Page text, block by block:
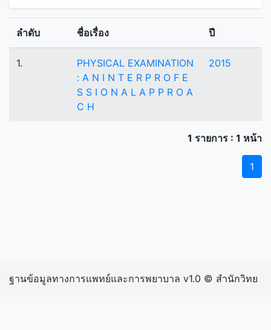
ลำดับ ชื่อเรื่อง ปี
1.
PHYSICAL EXAMINATION
: A N I N T E R P R O F E
S S I O N A L A P P R O A
C H
2015
1 รายการ : 1 หน้า
1
ฐานข้อมูลทางการแพทย์และการพยาบาล v1.0 © สำนักวิทย